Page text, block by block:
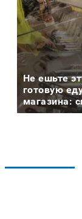
Не ешьте
готовую
магазина: